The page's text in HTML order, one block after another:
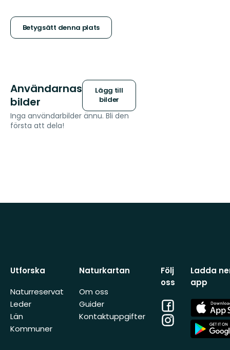
stjärnor
Betygsätt denna plats
Användarnas
bilder
Lägg till
bilder
Inga användarbilder ännu. Bli den
första att dela!
Utforska
Naturreservat
Leder
Län
Kommuner
Naturkartan
Om oss
Guider
Kontaktuppgifter
Följ
oss
Facebook
Instagram
Ladda
app
App
Store
App
Store